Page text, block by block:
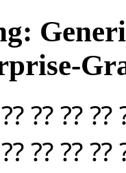
⁇ ⁇ ⁇
⁇ ⁇ ⁇